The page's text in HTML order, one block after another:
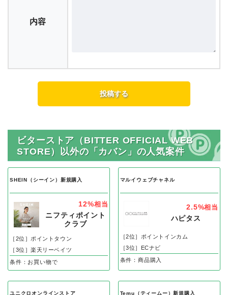
内容
ビターストア（BITTER OFFICIAL WEB
STORE）以外の「カバン」の人気案件
SHEIN（シーイン）新規購入
12%相当
ニフティポイント
クラブ
［2位］ポイントタウン
［3位］楽天リーベイツ
条件：お買い物で
マルイウェブチャネル
2.5%相当
ハピタス
［2位］ポイントインカム
［3位］ECナビ
条件：商品購入
ユニクロオンラインストア Temu（ティームー）新規購入